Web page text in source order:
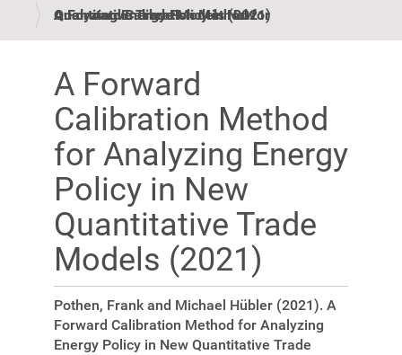
A Forward Calibration Method for Analyzing Energy Policy in New Quantitative Trade Models (2021)
A Forward
Calibration Method
for Analyzing Energy
Policy in New
Quantitative Trade
Models (2021)
Pothen, Frank and Michael Hübler (2021). A
Forward Calibration Method for Analyzing
Energy Policy in New Quantitative Trade